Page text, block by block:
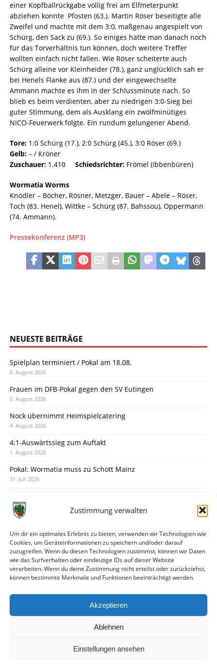
Zustimmung verwalten
Um dir ein optimales Erlebnis zu bieten, verwenden wir Technologien wie
Cookies, um Geräteinformationen zu speichern und/oder darauf
zuzugreifen. Wenn du diesen Technologien zustimmst, können wir Daten
wie das Surfverhalten oder eindeutige IDs auf dieser Website
verarbeiten. Wenn du deine Zustimmung nicht erteilst oder zurückziehst,
können bestimmte Merkmale und Funktionen beeinträchtigt werden.
Akzeptieren
Ablehnen
Einstellungen ansehen
einer Kopfballrückgabe völlig frei am Elfmeterpunkt
abziehen konnte  Pfosten (63.). Martin Röser beseitigte alle
Zweifel und machte mit dem 3:0, maßgenau angespielt von
Schürg, den Sack zu (69.). So einiges hätte man danach noch
für das Torverhältnis tun können, doch weitere Treffer
wollten einfach nicht fallen. Wie Röser scheiterte auch
Schürg alleine vor Kleinheider (78.), ganz unglücklich sah er
bei Henels Flanke aus (87.) und der eingewechselte
Ammann machte es ihm in der Schlussminute nach. So
blieb es beim verdienten, aber zu niedrigen 3:0-Sieg bei
guter Stimmung, dem als Ausklang ein zwölfminütiges
NICO-Feuerwerk folgte. Ein rundum gelungener Abend.
Tore: 1:0 Schürg (17.), 2:0 Schürg (45.), 3:0 Röser (69.)
Gelb: – / Kröner
Zuschauer: 1.410 Schiedsrichter: Frömel (Ibbenbüren)
Wormatia Worms
Knödler – Böcher, Rösner, Metzger, Bauer – Abele – Röser,
Toch (83. Henel), Wittke – Schürg (87. Bahssou), Oppermann
(74. Ammann).
Pressekonferenz (MP3)
NEUESTE BEITRÄGE
Spielplan terminiert / Pokal am 18.08.
6. August 2026
Frauen im DFB-Pokal gegen den SV Eutingen
5. August 2026
Nock übernimmt Heimspielcatering
4. August 2026
4:1-Auswärtssieg zum Auftakt
1. August 2026
Pokal: Wormatia muss zu Schott Mainz
31. Juli 2026
30. Juli 2026
28. Juli 2026
Neuer Rückensponsor
28. Juli 2026
Neue Podcast-Folge: So tickt Björn!
Eindrücke vom Stadionfest
27. Juli 2026